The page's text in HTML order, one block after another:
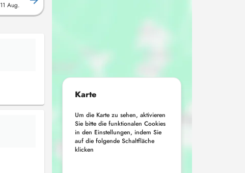
11 Aug.
Karte
Um die Karte zu sehen, aktivieren
Sie bitte die funktionalen Cookies
in den Einstellungen, indem Sie
auf die folgende Schaltfläche
klicken